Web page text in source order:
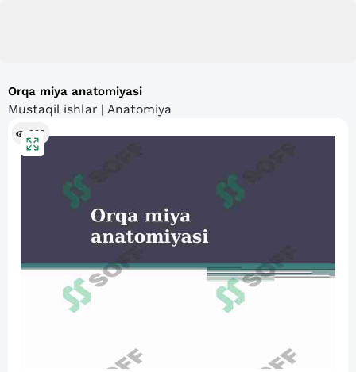
Orqa miya anatomiyasi
Mustaqil ishlar | Anatomiya
932